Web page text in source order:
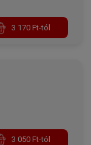
3 170 Ft-tól
3 050 Ft-tól